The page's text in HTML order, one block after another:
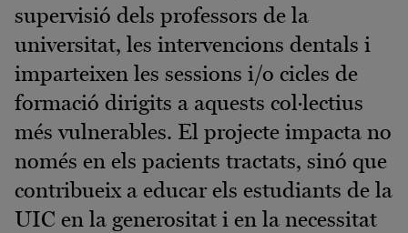
supervisió dels professors de la
universitat, les intervencions dentals i
imparteixen les sessions i/o cicles de
formació dirigits a aquests col·lectius
més vulnerables. El projecte impacta no
només en els pacients tractats, sinó que
contribueix a educar els estudiants de la
UIC en la generositat i en la necessitat